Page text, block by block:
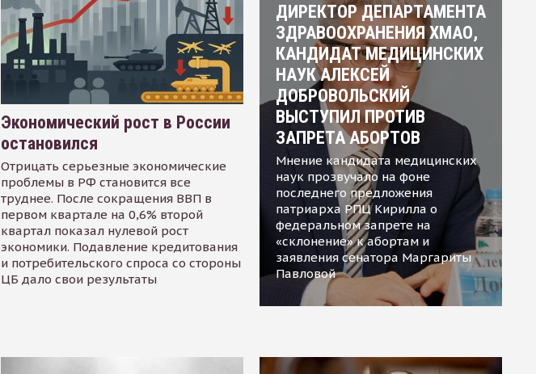
Экономический рост в России
остановился
Отрицать серьезные экономические
проблемы в РФ становится все
труднее. После сокращения ВВП в
первом квартале на 0,6% второй
квартал показал нулевой рост
экономики. Подавление кредитования
и потребительского спроса со стороны
ЦБ дало свои результаты
ДИРЕКТОР ДЕПАРТАМЕНТА
ЗДРАВООХРАНЕНИЯ ХМАО,
КАНДИДАТ МЕДИЦИНСКИХ
НАУК АЛЕКСЕЙ
ДОБРОВОЛЬСКИЙ
ВЫСТУПИЛ ПРОТИВ
ЗАПРЕТА АБОРТОВ
Мнение кандидата медицинских
наук прозвучало на фоне
последнего предложения
патриарха РПЦ Кирилла о
федеральном запрете на
«склонение» к абортам и
заявления сенатора Маргариты
Павловой